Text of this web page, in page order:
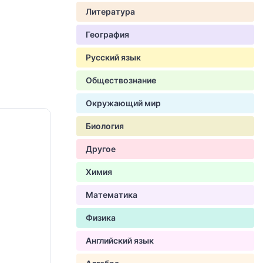
Литература
География
Русский язык
Обществознание
Окружающий мир
Биология
Другое
Химия
Математика
Физика
Английский язык